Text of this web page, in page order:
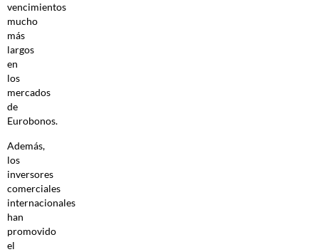
vencimientos
mucho
más
largos
en
los
mercados
de
Eurobonos.
Además,
los
inversores
comerciales
internacionales
han
promovido
el